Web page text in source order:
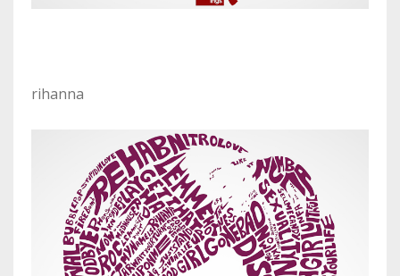
rihanna